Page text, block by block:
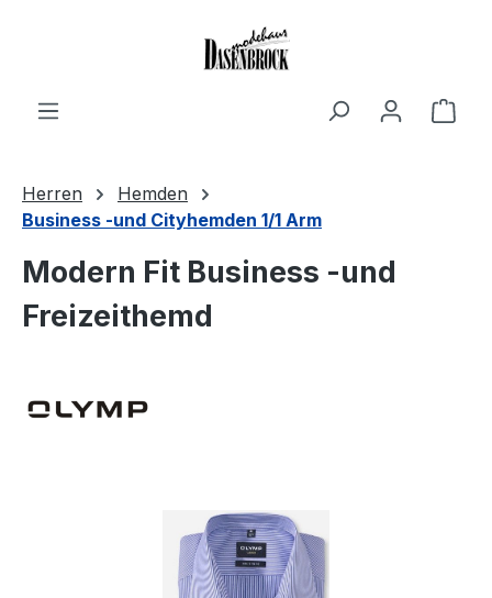
Herren
Hemden
Business -und Cityhemden 1/1 Arm
Modern Fit Business -und
Freizeithemd
Bildergalerie überspringen